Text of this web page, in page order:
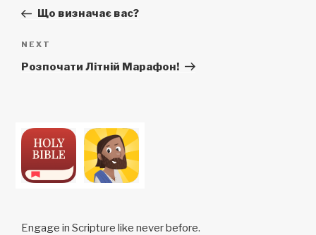
PostЩо визначає вас?
Next
Post
NEXT
Розпочати Літній Марафон!
Engage in Scripture like never before.